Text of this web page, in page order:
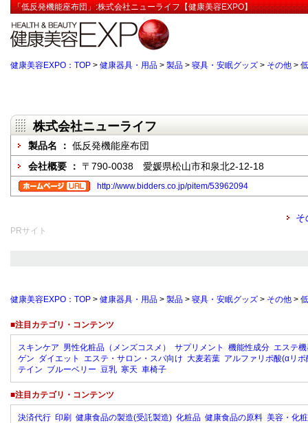
「低反発機能座布団」:株式会社ニューライフ【健康美容EXPO】
健康美容EXPO：TOP > 健康器具・用品 > 製品 > 寝具・安眠グッズ > その他 >
株式会社ニューライフ
製品名 ： 低反発機能座布団
会社概要 ： 〒790-0038 愛媛県松山市和泉北2-12-18
http://www.bidders.co.jp/pitem/53962094
そ
PRサイト
健康美容EXPO：TOP > 健康器具・用品 > 製品 > 寝具・安眠グッズ > その他 >
■注目カテゴリ・コンテンツ
スキンケア 男性化粧品（メンズコスメ） サプリメント 機能性成分 エステ
ゲン ダイエット エステ・サロン・スパ向け 大麦若葉 アルファリポ酸(αリポ
テイン ブルーベリー 豆乳 寒天 車椅子
■注目カテゴリ・コンテンツ
決済代行 印刷 健康食品の製造(受託製造) 化粧品 健康食品の原料 美容・化